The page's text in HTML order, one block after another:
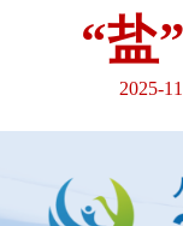
“盐
2025-